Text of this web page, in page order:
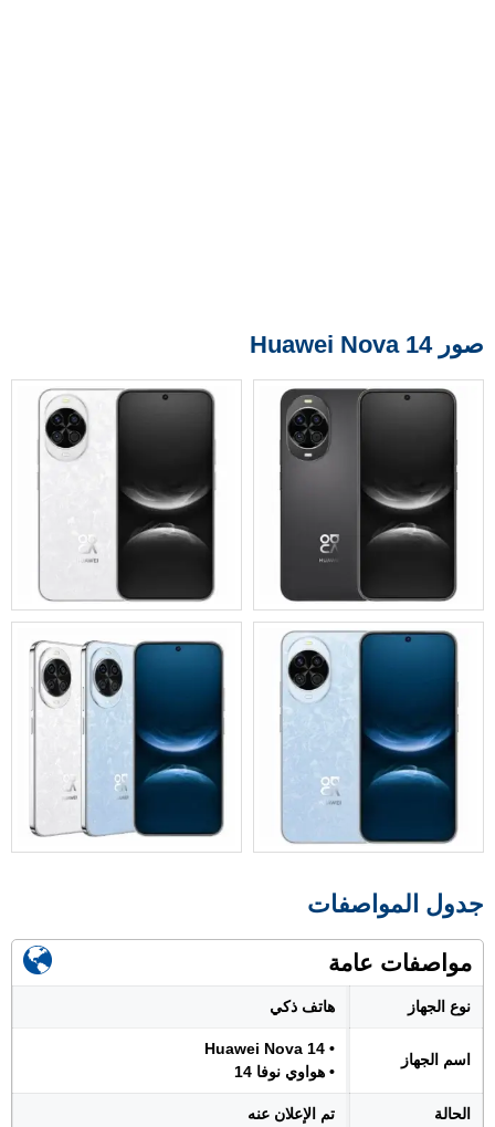
صور Huawei Nova 14
جدول المواصفات
مواصفات عامة
نوع الجهاز هاتف ذكي
اسم الجهاز
• Huawei Nova 14
• هواوي نوفا 14
الحالة تم الإعلان عنه